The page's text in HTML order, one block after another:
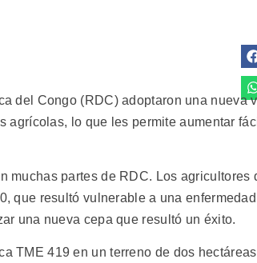
del Congo (RDC) adoptaron una nueva
agrícolas, lo que les permite aumentar
muchas partes de RDC. Los agricultores
que resultó vulnerable a una
una nueva cepa que resultó un éxito.
TME 419 en un terreno de dos